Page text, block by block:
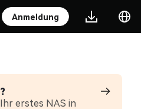
Anmeldung
erstes NAS in